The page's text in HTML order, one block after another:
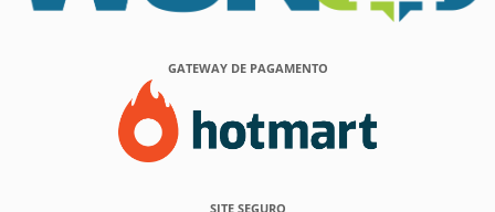
GATEWAY DE PAGAMENTO
SITE SEGURO